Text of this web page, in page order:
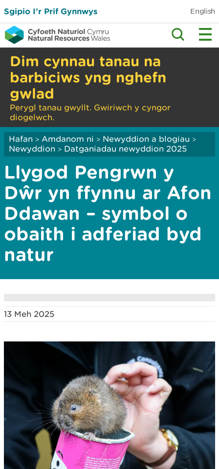
Sgipio I’r Prif Gynnwys English
Dim cynnau tanau na
barbiciws yng nghefn
gwlad
Perygl tanau gwyllt. Gwiriwch y cyngor
diogelwch.
Hafan > Amdanom ni > Newyddion a blogiau >
Newyddion > Datganiadau newyddion 2025
Llygod Pengrwn y
Dŵr yn ffynnu ar Afon
Ddawan – symbol o
obaith i adferiad byd
natur
13 Meh 2025